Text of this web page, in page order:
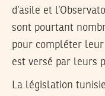
d’asile et
sont pourtant
pour compléter
est versé par leurs
La législation